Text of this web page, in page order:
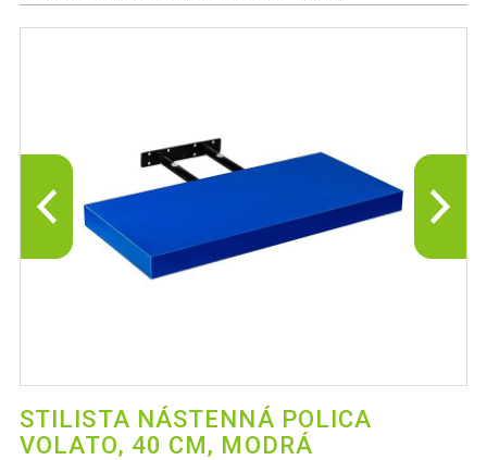
STILISTA NÁSTENNÁ POLICA
VOLATO, 40 CM, MODRÁ